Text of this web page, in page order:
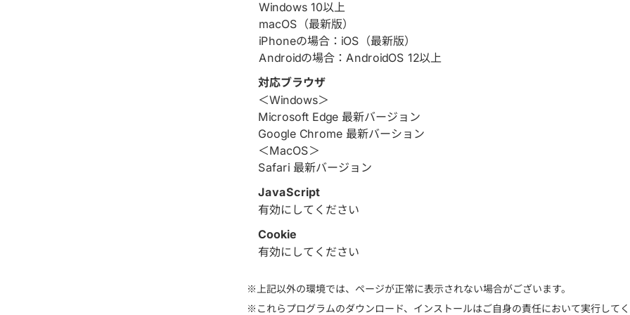
Windows 10以上
macOS（最新版）
iPhoneの場合：iOS（最新版）
Androidの場合：AndroidOS 12以上
対応ブラウザ
＜Windows＞
Microsoft Edge 最新バージョン
Google Chrome 最新バーション
＜MacOS＞
Safari 最新バージョン
JavaScript
有効にしてください
Cookie
有効にしてください
上記以外の環境では、ページが正常に表示されない場合がございます。
これらプログラムのダウンロード、インストールはご自身の責任において実行してく